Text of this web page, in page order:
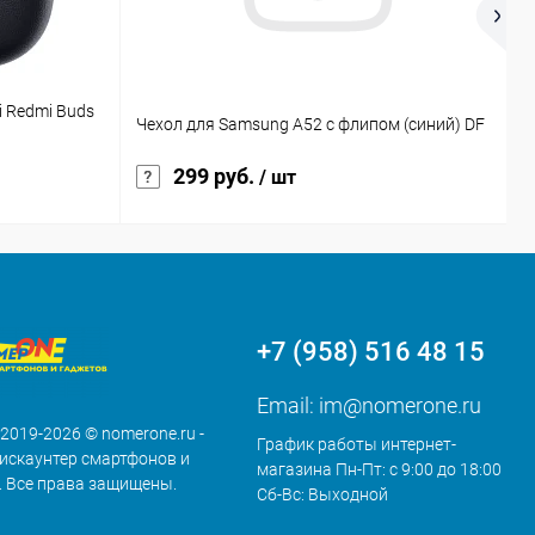
Redmi Buds
Чехол для Samsung A52 с флипом (синий) DF
299 руб. / шт
2026 © nomerone.ru -
смартфонов и
Все права защищены.
+7 (958) 516 48 15
Email: im@nomerone.ru
График работы интернет-
магазина Пн-Пт: с 9:00 до 18:00
Сб-Вс: Выходной